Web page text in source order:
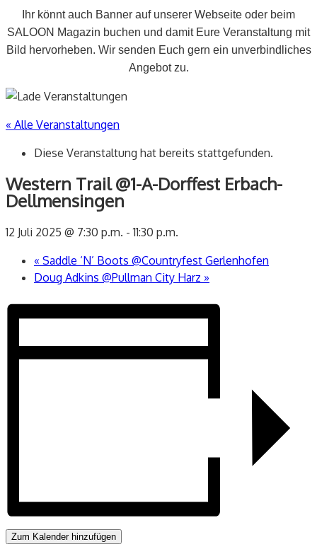
Ihr könnt auch Banner auf unserer Webseite oder beim
SALOON Magazin buchen und damit Eure Veranstaltung mit
Bild hervorheben. Wir senden Euch gern ein unverbindliches
Angebot zu.
« Alle Veranstaltungen
Diese Veranstaltung hat bereits stattgefunden.
Western Trail @1-A-Dorffest Erbach-
Dellmensingen
12 Juli 2025 @ 7:30 p.m. -11:30 p.m.
« Saddle ‘N’ Boots @Countryfest Gerlenhofen
Doug Adkins @Pullman City Harz »
Zum Kalender hinzufügen